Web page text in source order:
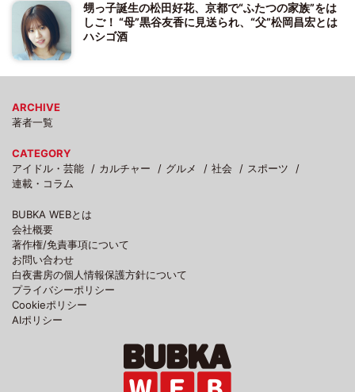
甥っ子誕生の松田好花、京都で“ふたつの家族”をは
しご！ “母”黒谷友香に見送られ、“父”松岡昌宏とは
ハシゴ酒
ARCHIVE
著者一覧
CATEGORY
アイドル・芸能
カルチャー グルメ 社会
スポーツ
連載・コラム
BUBKA WEBとは
会社概要
著作権/免責事項について
お問い合わせ
白夜書房の個人情報保護方針について
プライバシーポリシー
Cookieポリシー
AIポリシー